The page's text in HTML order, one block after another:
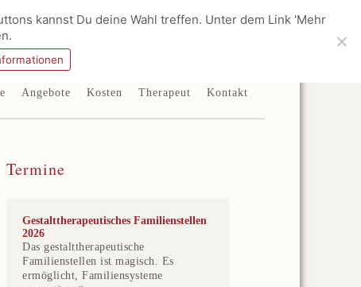
Angebote Kosten Therapeut Kontakt
Termine
Gestalttherapeutisches Familienstellen
2026
Das gestalttherapeutische
Familienstellen ist magisch. Es
ermöglicht, Familiensysteme
kannst Du deine Wahl treffen. Unter dem Link 'Mehr